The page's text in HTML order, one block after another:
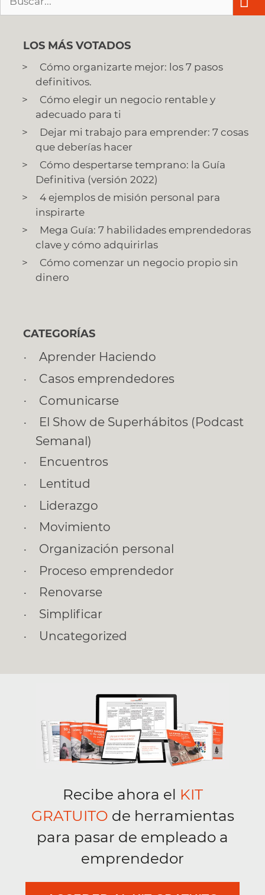
LOS MÁS VOTADOS
Cómo organizarte mejor: los 7 pasos
definitivos.
Cómo elegir un negocio rentable y
adecuado para ti
Dejar mi trabajo para emprender: 7 cosas
que deberías hacer
Cómo despertarse temprano: la Guía
Definitiva (versión 2022)
4 ejemplos de misión personal para
inspirarte
Mega Guía: 7 habilidades emprendedoras
clave y cómo adquirirlas
Cómo comenzar un negocio propio sin
dinero
CATEGORÍAS
Aprender Haciendo
Casos emprendedores
Comunicarse
El Show de Superhábitos (Podcast
Semanal)
Encuentros
Lentitud
Liderazgo
Movimiento
Organización personal
Proceso emprendedor
Renovarse
Simplificar
Uncategorized
Recibe ahora el KIT
GRATUITO de herramientas
para pasar de empleado a
emprendedor